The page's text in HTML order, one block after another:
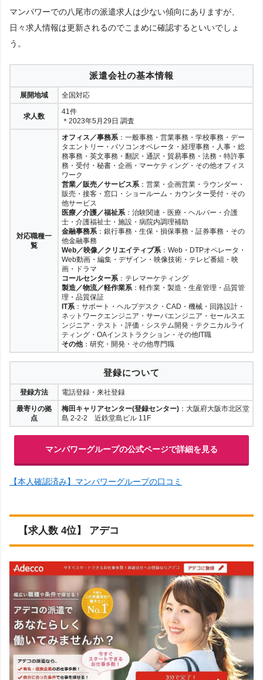
マンパワーでの八尾市の派遣求人は少ない傾向にありますが、
日々求人情報は更新されるのでこまめに確認するといいでしょ
う。
派遣会社の基本情報
展開地域 全国対応
求人数
41件
＊2023年5月29日 調査
対応職種一
覧
オフィス／事務系 ：一般事務・営業事務・学校事務・デー
タエントリー・パソコンオペレータ・経理事務・人事・総
務事務・英文事務・翻訳・通訳・貿易事務・法務・特許事
務・受付・秘書・企画・マーケティング・その他オフィス
ワーク
営業／販売／サービス系 ：営業・企画営業・ラウンダー・
販売・接客・窓口・ショールーム・カウンター受付・その
他サービス
医療／介護／福祉系 ：治験関連・医療・ヘルパー・介護
士・介護福祉士・施設・病院内調理補助
金融事務系 ：銀行事務・生保・損保事務・証券事務・その
他金融事務
Web／映像／クリエイティブ系 ：Web・DTPオペレータ・
Web動画・編集・デザイン・映像技術・テレビ番組・映
画・ドラマ
コールセンター系 ：テレマーケティング
製造／物流／軽作業系 ：軽作業・製造・生産管理・品質管
理・品質保証
IT系 ：サポート・ヘルプデスク・CAD・機械・回路設計・
ネットワークエンジニア・サーバエンジニア・セールスエ
ンジニア・テスト・評価・システム開発・テクニカルライ
ティング・OAインストラクション・その他IT職
その他：研究・開発・その他専門職
登録について
登録方法
電話登録・来社登録
最寄りの拠
点
梅田キャリアセンター(登録センター) ：大阪府大阪市北区堂
島 2-2-2 近鉄堂島ビル 11F
マンパワーグループの公式ページで詳細を見る
【本人確認済み】マンパワーグループの口コミ
【求人数 4位】 アデコ